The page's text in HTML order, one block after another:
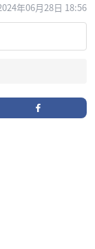
年06月28日 18:56